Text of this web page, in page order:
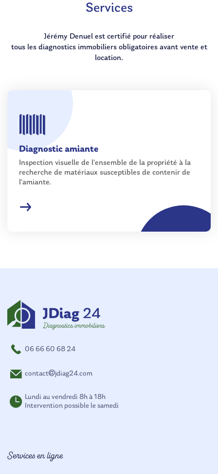
Services
Jérémy Denuel est certifié pour réaliser
tous les diagnostics immobiliers obligatoires avant vente et
location.
Diagnostic amiante
Inspection visuelle de l'ensemble de la propriété à la
recherche de matériaux susceptibles de contenir de
l'amiante.
06 66 60 68 24
contact jdiag24.com
Lundi au vendredi 8h à 18h
Intervention possible le samedi
Services en ligne